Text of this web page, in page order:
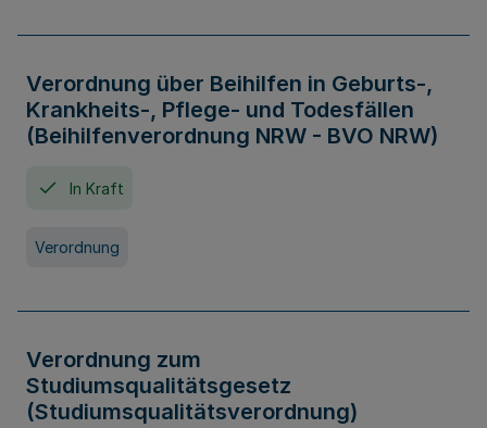
Verordnung über Beihilfen in Geburts-,
Krankheits-, Pflege- und Todesfällen
(Beihilfenverordnung NRW - BVO NRW)
In Kraft
Verordnung
Verordnung zum
Studiumsqualitätsgesetz
(Studiumsqualitätsverordnung)